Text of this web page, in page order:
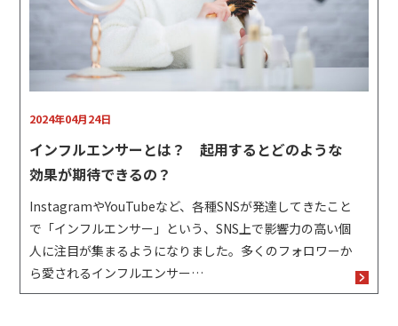
2024年04月24日
インフルエンサーとは？ 起用するとどのような
効果が期待できるの？
InstagramやYouTubeなど、各種SNSが発達してきたこと
で「インフルエンサー」という、SNS上で影響力の高い個
人に注目が集まるようになりました。多くのフォロワーか
ら愛されるインフルエンサー…